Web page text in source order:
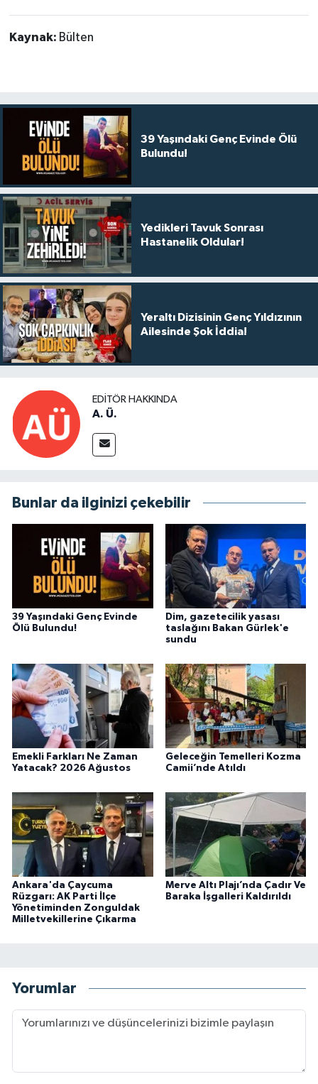
Kaynak: Bülten
39 Yaşındaki Genç Evinde Ölü
Bulundu!
Yedikleri Tavuk Sonrası
Hastanelik Oldular!
Yeraltı Dizisinin Genç Yıldızının
Ailesinde Şok İddia!
EDITÖR HAKKINDA
A. Ü.
Bunlar da ilginizi çekebilir
39 Yaşındaki Genç Evinde
Ölü Bulundu!
Dim, gazetecilik yasası
taslağını Bakan Gürlek'e
sundu
Emekli Farkları Ne Zaman
Yatacak? 2026 Ağustos
Geleceğin Temelleri Kozma
Camii’nde Atıldı
Ankara'da Çaycuma
Rüzgarı: AK Parti İlçe
Yönetiminden Zonguldak
Milletvekillerine Çıkarma
Merve Altı Plajı’nda Çadır Ve
Baraka İşgalleri Kaldırıldı
Yorumlar